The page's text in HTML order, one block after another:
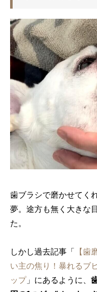
歯ブラシで磨かせてく
夢。途方も無く大きな
た。
しかし過去記事「 【
い主の焦り！暴れるブ
ップ」にあるように、